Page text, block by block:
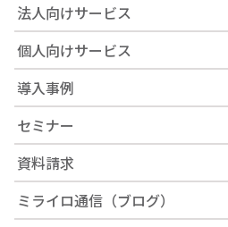
一般財団法人日本情報
定個人情報保護団体事務局
＜住所＞
〒106-0032 東京都港区
ファーストビル内
＜電話番号＞
0120-700-779
制定日：2014年7月1日
改訂日：2026年2月1日
法人向けサービス
個人向けサービス
導入事例
セミナー
資料請求
ミライロ通信（ブログ）